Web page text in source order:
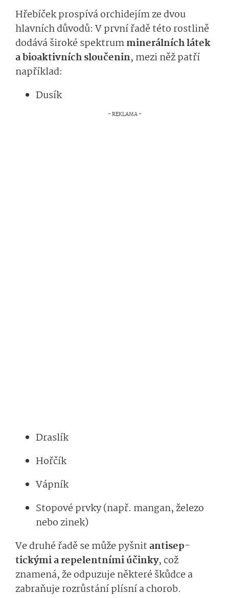
Hřebíček prospívá orchidejím ze dvou
hlavních důvodů: V první řadě této rostlině
dodává široké spektrumminerálních látek
a bioaktivních sloučenin, mezi něž patří
například:
Dusík
Draslík
Hořčík
Vápník
Stopové prvky (např. mangan, železo
nebo zinek)
Ve druhé řadě se může pyšnitantisep­
tickými a repelentními účinky, což
znamená, že odpuzuje některé škůdce a
zabraňuje rozrůstání plísní a chorob.